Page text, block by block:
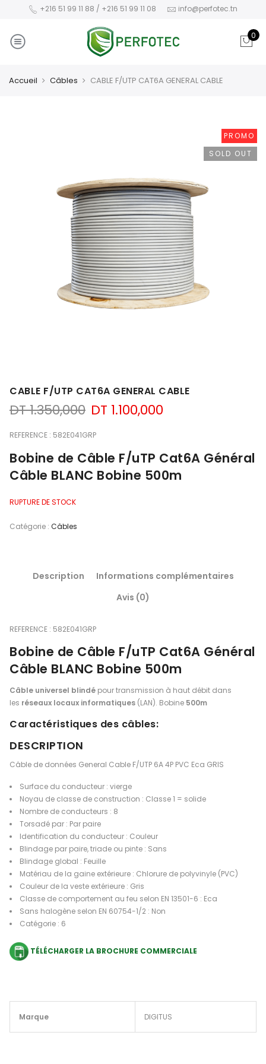
+216 51 99 11 88 / +216 51 99 11 08 info@perfotec.tn
0
Accueil Câbles CABLE F/UTP CAT6A GENERAL CABLE
PROMO
SOLD OUT
CABLE F/UTP CAT6A GENERAL CABLE
DT1.350,000 Le
initial
était :
DT 1.350,000.
DT 1.100,000
est :
DT 1.100,000.
REFERENCE : 582E041GRP
Bobine de Câble F/uTP Cat6A Général
Câble BLANC Bobine 500m
RUPTURE DE STOCK
Catégorie : Câbles
Description
Informations complémentaires
Avis (0)
REFERENCE : 582E041GRP
Bobine de Câble F/uTP Cat6A Général
Câble BLANC Bobine 500m
Câble universel blindé pour transmission à haut débit dans
les réseaux locaux informatiques (LAN). Bobine 500m
Caractéristiques des câbles:
DESCRIPTION
Câble de données General Cable F/UTP 6A 4P PVC Eca GRIS
Surface du conducteur : vierge
Noyau de classe de construction : Classe 1 = solide
Nombre de conducteurs : 8
Torsadé par : Par paire
Identification du conducteur : Couleur
Blindage par paire, triade ou pinte : Sans
Blindage global : Feuille
Matériau de la gaine extérieure : Chlorure de polyvinyle (PVC)
Couleur de la veste extérieure : Gris
Classe de comportement au feu selon EN 13501-6 : Eca
Sans halogène selon EN 60754-1/2 : Non
Catégorie : 6
TÉLÉCHARGER LA BROCHURE COMMERCIALE
Marque DIGITUS